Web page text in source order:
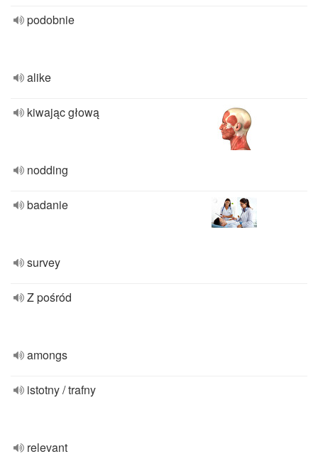
podobnie
alike
kiwając głową
nodding
badanie
survey
Z pośród
amongs
istotny / trafny
relevant